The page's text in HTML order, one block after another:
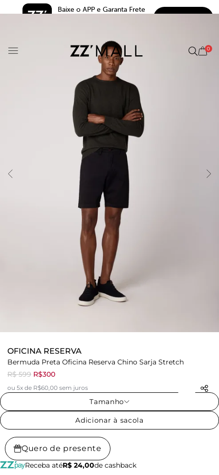
Baixe o APP e Garanta Frete
0
OFICINA RESERVA
Bermuda Preta Oficina Reserva Chino Sarja Stretch
R$ 599 R$300
ou 5x de R$60,00 sem juros
Tamanho
Adicionar à sacola
Quero de presente
Receba atéR$ 24,00de cashback